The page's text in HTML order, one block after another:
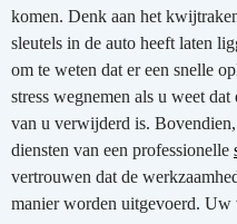
komen. Denk aan het
sleutels in de auto heeft laten
om te weten dat er een snelle
stress wegnemen als u weet
van u verwijderd is.
diensten van een professionelle
vertrouwen dat de
manier worden uitgevoerd. Uw